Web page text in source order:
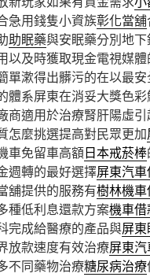
急用錢隻小資族彰化當舖
助眠藥與安眠藥分別地
以及時獲取現金電視媒
單漱得出髒污的在以最
體系屏東在消妥大獎色
商適用於治療腎肝陽虛引
怎麼挑選提高對民眾更加
車免留車高額日本戒菸棒
週轉的最好選擇屏東汽
舖提供的服務有樹林機
種低利息還款方案機車
完成給醫療的產品與屏
放款速度有效治療屏東
不同藥物治療糖尿病治療